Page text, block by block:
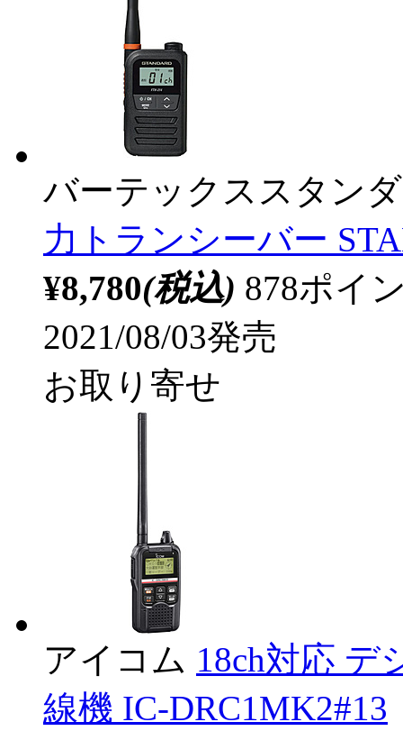
バーテックススタン
力トランシーバー
¥8,780(税込) 878ポイ
2021/08/03発売
お取り寄せ
アイコム 18ch対応 デ
線機 IC-DRC1MK2#13